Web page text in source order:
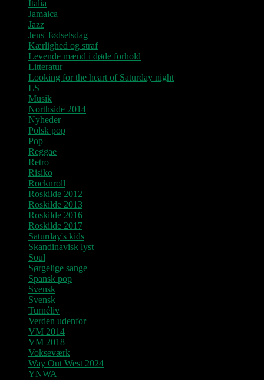
Italia
Jamaica
Jazz
Jens' fødselsdag
Kærlighed og straf
Levende mænd i døde forhold
Litteratur
Looking for the heart of Saturday night
LS
Musik
Northside 2014
Nyheder
Polsk pop
Pop
Reggae
Retro
Risiko
Rocknroll
Roskilde 2012
Roskilde 2013
Roskilde 2016
Roskilde 2017
Saturday's kids
Skandinavisk lyst
Soul
Sørgelige sange
Spansk pop
Svensk
Svensk
Turnéliv
Verden udenfor
VM 2014
VM 2018
Vokseværk
Way Out West 2024
YNWA